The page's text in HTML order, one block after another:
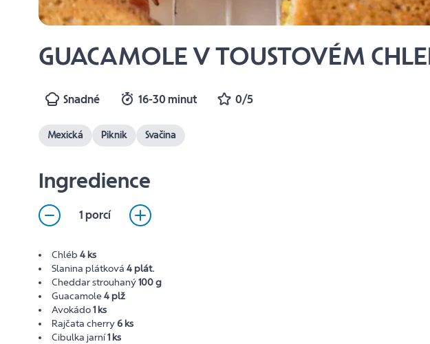
GUACAMOLE V TOUSTOVÉM
Snadné 16-30 minut 0/5
Mexická Piknik Svačina
Ingredience
1 porcí
Chléb4 ks
Slanina plátková4 plát.
Cheddar strouhaný100 g
Guacamole4 plž
Avokádo1 ks
Rajčata cherry6 ks
Cibulka jarní1 ks